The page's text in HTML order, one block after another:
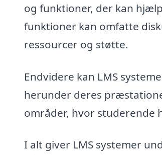
og funktioner, der kan
funktioner kan omfatte
ressourcer og støtte.
Endvidere kan LMS
herunder deres
områder, hvor studerende
I alt giver LMS systemer